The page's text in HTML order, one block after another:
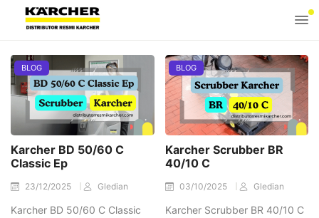
BLOG
Karcher BD 50/60 C
Classic Ep
23/12/2025 Gledian
Karcher BD 50/60 C Classic
BLOG
Karcher Scrubber BR
40/10 C
03/10/2025 Gledian
Karcher Scrubber BR 40/10 C